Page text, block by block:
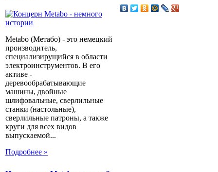
Metabo (Метабо) - это немецкий
производитель,
специализирущийся в области
электроинструментов. В его
активе -
деревообрабатывающие
машины, двойные
шлифовальные, сверлильные
станки (настольные),
сверлильные патроны, а также
круги для всех видов
выпускаемой...
Подробнее »